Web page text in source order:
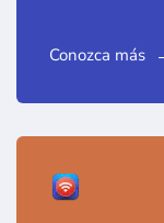
Conozca más